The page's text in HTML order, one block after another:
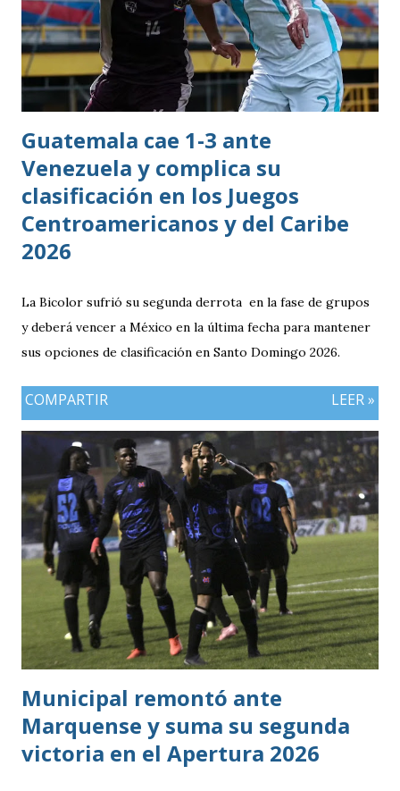
siendo la consecuencia más visible de una diferencia que ya
se había manifestado ante Costa Rica y que obligó a la
Bicolor a llegar a la última jornada pendiente de otros
resultados, particularmente del de Honduras vs. Panamá.
Guatemala cae 1-3 ante
Venezuela y complica su
clasificación en los Juegos
Centroamericanos y del Caribe
2026
La Bicolor sufrió su segunda derrota en la fase de grupos
y deberá vencer a México en la última fecha para mantener
sus opciones de clasificación en Santo Domingo 2026.
COMPARTIR LEER »
Municipal remontó ante
Marquense y suma su segunda
victoria en el Apertura 2026